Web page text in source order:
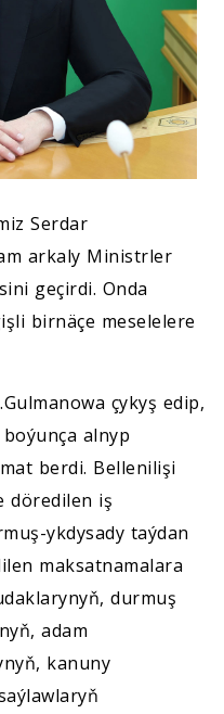
Serdar
arkaly Ministrler
geçirdi. Onda
birnäçe meselelere
çykyş edip,
alnyp
berdi. Bellenilişi
döredilen iş
ykdysady taýdan
maksatnamalara
durmuş
adam
kanuny